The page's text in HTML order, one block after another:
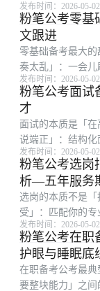
争强度、地域成本
争比，却忽略备注
业科目等硬条件。
发布时间：2026-05-02
粉笔公考零基
文跟进
零基础备考最大
奏太乱」：一会儿
练时间却被切碎。
「考什么、怎么考
要。建立材料信心...
发布时间：2026-05-02
粉笔公考面试
才
面试的本质是「
说端正」：结构化
推进，结构化小组
名靠前却在面试被
架散、案例空。引
发布时间：2026-05-02
粉笔公考选岗
析—五年服务
选岗的本质不是
受」：匹配你的专
争强度、地域成本
争比，却忽略备注
业科目等硬条件。
发布时间：2026-05-02
粉笔公考在
护眼与睡眠底
在职备考公考最
要整块能力」之